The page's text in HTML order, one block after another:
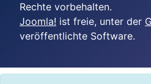
Rechte vorbehalten.
Joomla! ist freie, unter der
veröffentlichte Software.